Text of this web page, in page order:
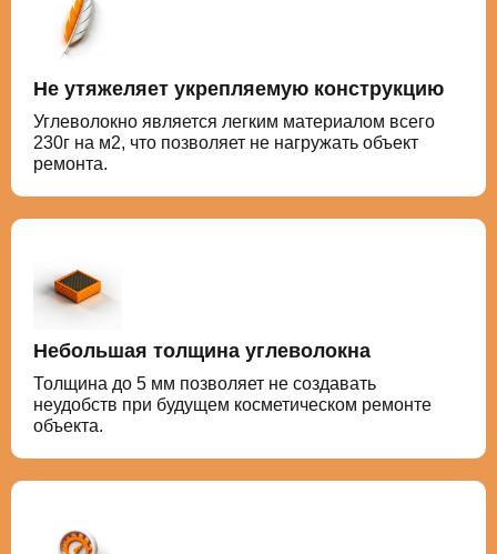
Не утяжеляет укрепляемую конструкцию
Углеволокно является легким материалом всего
230г на м2, что позволяет не нагружать объект
ремонта.
Небольшая толщина углеволокна
Толщина до 5 мм позволяет не создавать
неудобств при будущем косметическом ремонте
объекта.